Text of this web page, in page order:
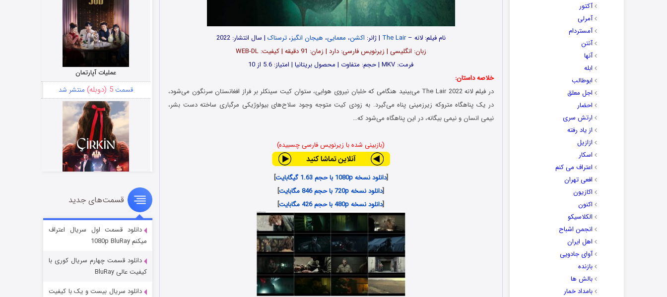
آکتور
آمرلی
آمستردام
آنتن
آنها
ابله
ابوطالب
اجل معلق
احضار
ارتش سری
از یاد رفته
ازازیل
اسکار
اعتراف می کنم
افعی تهران
اکازیون
اکنون
الکلاسیکو
انجمن اشباح
اهل ایران
آوای جادویی
بازنده
بالش ها
بامداد خمار
نام فیلم: لانه –The Lair | ژانر: اکشن، معمایی، هیجان انگیز،ترسناک | سال انتشار: 2022
زبان: انگلیسی | زیرنویس فارسی: دارد | زمان: 91 دقیقه | کیفیت: WEB-DL
فرمت: MKV | حجم: متفاوت | محصول بریتانیا | امتیاز: 5.6 از 10
خلاصه داستان:
در فیلم لانه The Lair 2022 می‌بینید هنگامی که خلبان نیروی هوایی، ستوان کیت سینکلر بر فراز افغانستان سرنگون می‌شود،
در یک پناهگاه متروکه زیرزمینی پناه می‌گیرد. به زودی کیت متوجه وجود سلاح‌های بیولوژیکی مرگباری ساخته دست بشر،
نیمی انسان و نیمی بیگانه، در این پناهگاه می‌شود که…
(بازبینی شده با زیرنویس فارسی چسبیده)
[دانلود نسخه 1080p با حجم 1.63 گیگابایت
]
[دانلود نسخه 720p با حجم 846 مگابایت
]
[دانلود نسخه 480p با حجم 426 مگابایت ]
عملیات آپارتمان
قسمت5 (دوبله) منتشر شد
سریال زشت
قسمت2 (زیرنویس) منتشر شد
قسمت‌های جدید
دانلود قسمت اول سریال اعتراف
میکنم 1080p BluRay
دانلود قسمت چهارم سریال کوری با
کیفیت عالی BluRay
دانلود سریال بیست و یک با کیفیت